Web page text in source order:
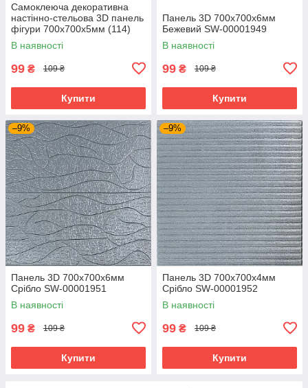
Самоклеюча декоративна
настінно-стельова 3D панель
фігури 700х700х5мм (114)
SW-00000006
В наявності
99 ₴ 109 ₴
Купити
Панель 3D 700х700х6мм
Бежевий SW-00001949
В наявності
99 ₴ 109 ₴
Купити
–9%
Панель 3D 700х700х6мм
Срібло SW-00001951
В наявності
99 ₴ 109 ₴
Купити
–9%
Панель 3D 700х700х4мм
Срібло SW-00001952
В наявності
99 ₴ 109 ₴
Купити